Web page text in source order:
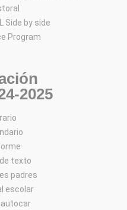
Side by side
Program
2025
texto
padres
escolar